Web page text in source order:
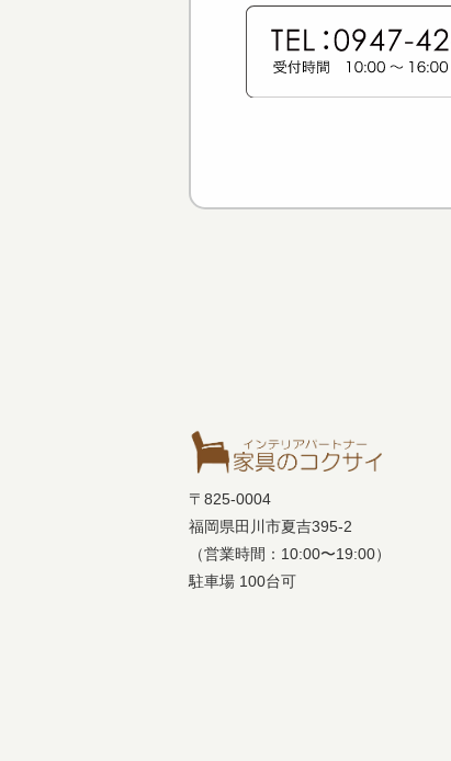
〒825-0004
福岡県田川市夏吉395-2
（営業時間：10:00〜19:00）
駐車場 100台可